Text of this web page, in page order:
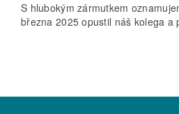
S hlubokým zármutkem
března 2025 opustil náš kolega a